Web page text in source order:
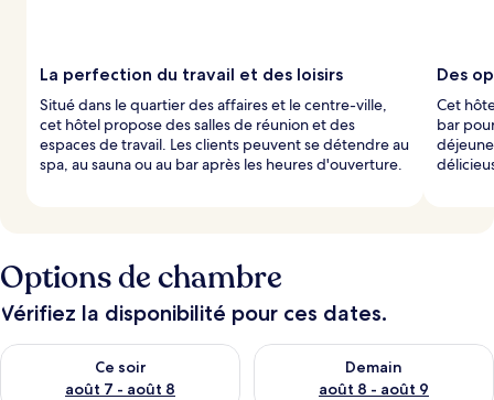
e
v
s
La perfection du travail et des loisirs
Situé dans le quartier des affaires et le centre-ville,
cet hôtel propose des salles de réunion et des
espaces de travail. Les clients peuvent se détendre au
spa, au sauna ou au bar après les heures d'ouverture.
Des
Cet
bar
Options de chambre
Vérifiez la disponibilité pour ces dates.
Ce soir
août 7 - août 8
Vérifier la disponibilité pour ce soir août 7 - août 8
Demain
août 8 - août 9
Vérifier la disponibilité pour